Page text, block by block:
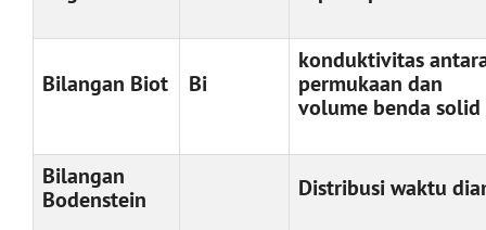
Bilangan Biot Bi
konduktivitas
permukaan dan
volume benda solid
Bilangan
Bodenstein
Distribusi waktu